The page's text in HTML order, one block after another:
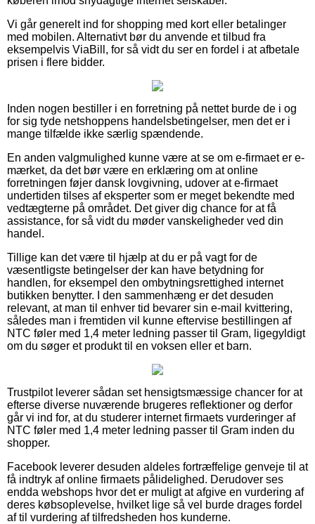
Vi går generelt ind for shopping med kort eller betalinger
med mobilen. Alternativt bør du anvende et tilbud fra
eksempelvis ViaBill, for så vidt du ser en fordel i at afbetale
prisen i flere bidder.
Inden nogen bestiller i en forretning på nettet burde de i og
for sig tyde netshoppens handelsbetingelser, men det er i
mange tilfælde ikke særlig spændende.
En anden valgmulighed kunne være at se om e-firmaet er e-
mærket, da det bør være en erklæring om at online
forretningen føjer dansk lovgivning, udover at e-firmaet
undertiden tilses af eksperter som er meget bekendte med
vedtægterne på området. Det giver dig chance for at få
assistance, for så vidt du møder vanskeligheder ved din
handel.
Tillige kan det være til hjælp at du er på vagt for de
væsentligste betingelser der kan have betydning for
handlen, for eksempel den ombytningsrettighed internet
butikken benytter. I den sammenhæng er det desuden
relevant, at man til enhver tid bevarer sin e-mail kvittering,
således man i fremtiden vil kunne eftervise bestillingen af
NTC føler med 1,4 meter ledning passer til Gram, ligegyldigt
om du søger et produkt til en voksen eller et barn.
Trustpilot leverer sådan set hensigtsmæssige chancer for at
efterse diverse nuværende brugeres reflektioner og derfor
går vi ind for, at du studerer internet firmaets vurderinger af
NTC føler med 1,4 meter ledning passer til Gram inden du
shopper.
Facebook leverer desuden aldeles fortræffelige genveje til at
få indtryk af online firmaets pålidelighed. Derudover ses
endda webshops hvor det er muligt at afgive en vurdering af
deres købsoplevelse, hvilket lige så vel burde drages fordel
af til vurdering af tilfredsheden hos kunderne.